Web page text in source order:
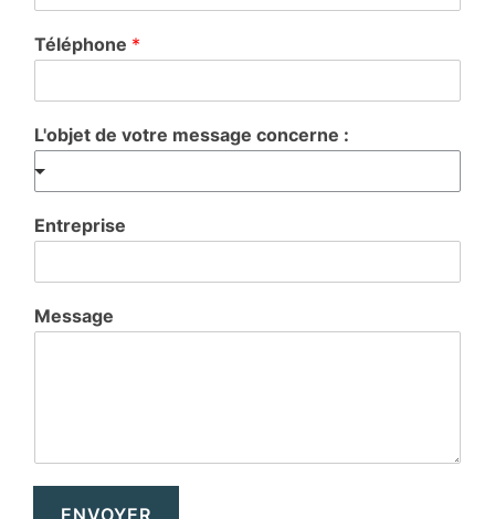
Téléphone *
L'objet de votre message concerne :
Entreprise
Message